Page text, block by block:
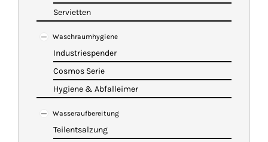
Servietten
Waschraumhygiene
Industriespender
Cosmos Serie
Hygiene & Abfalleimer
Wasseraufbereitung
Teilentsalzung